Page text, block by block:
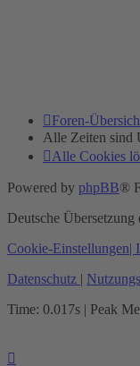
Foren-
Alle Zeiten sind
Alle Cookies
Powered by phpBB®
Deutsche Übersetzung
Cookie-Einstellungen|
Datenschutz |
Time: 0.017s | Peak